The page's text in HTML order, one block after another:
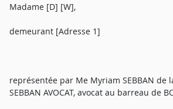
Madame [D] [W],
demeurant [Adresse 1]
représentée par Me Myriam SEBBAN de
SEBBAN AVOCAT, avocat au barreau de